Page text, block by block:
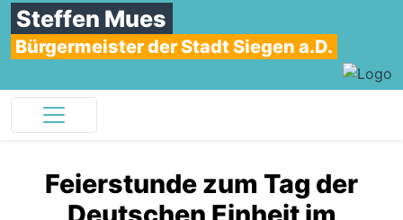
Steffen Mues
Bürgermeister der Stadt Siegen a.D.
Feierstunde zum Tag der